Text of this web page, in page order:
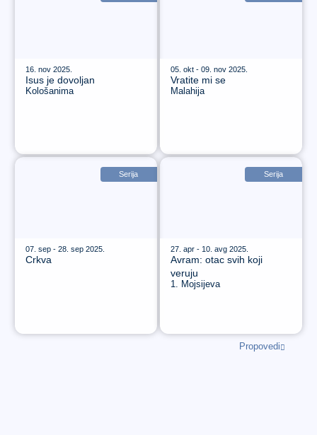
16. nov 2025.
Isus je dovoljan
Kološanima
05. okt - 09. nov 2025.
Vratite mi se
Malahija
Serija
07. sep - 28. sep 2025.
Crkva
Serija
27. apr - 10. avg 2025.
Avram: otac svih koji
veruju
1. Mojsijeva
Propovedi